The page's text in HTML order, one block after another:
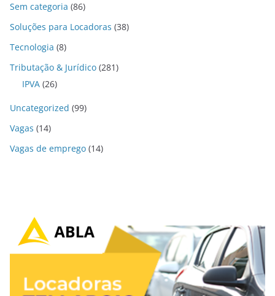
Sem categoria (86)
Soluções para Locadoras (38)
Tecnologia (8)
Tributação & Jurídico (281)
IPVA (26)
Uncategorized (99)
Vagas (14)
Vagas de emprego (14)